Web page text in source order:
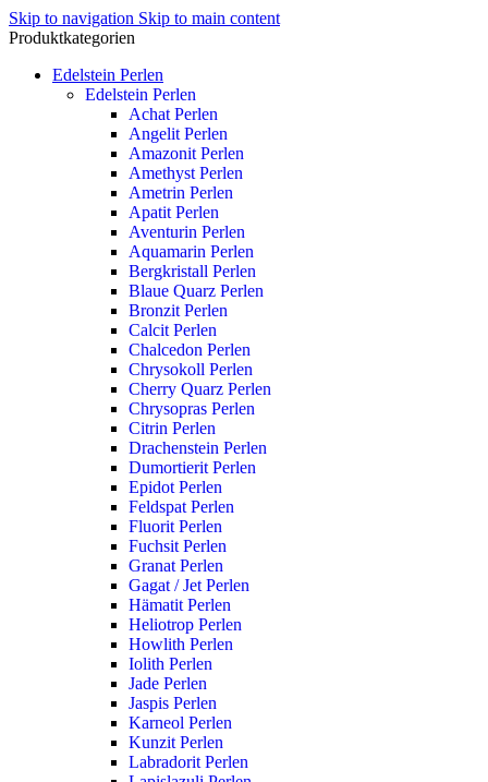
Skip to navigation Skip to main content
Produktkategorien
Edelstein Perlen
Edelstein Perlen
Achat Perlen
Angelit Perlen
Amazonit Perlen
Amethyst Perlen
Ametrin Perlen
Apatit Perlen
Aventurin Perlen
Aquamarin Perlen
Bergkristall Perlen
Blaue Quarz Perlen
Bronzit Perlen
Calcit Perlen
Chalcedon Perlen
Chrysokoll Perlen
Cherry Quarz Perlen
Chrysopras Perlen
Citrin Perlen
Drachenstein Perlen
Dumortierit Perlen
Epidot Perlen
Feldspat Perlen
Fluorit Perlen
Fuchsit Perlen
Granat Perlen
Gagat / Jet Perlen
Hämatit Perlen
Heliotrop Perlen
Howlith Perlen
Iolith Perlen
Jade Perlen
Jaspis Perlen
Karneol Perlen
Kunzit Perlen
Labradorit Perlen